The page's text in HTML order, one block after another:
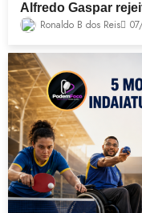
Alfredo Gaspar
Ronaldo B dos Reis